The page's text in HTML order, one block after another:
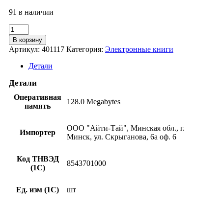
91 в наличии
Количество
товара
Электронная
книга
Digma
В корзину
Артикул: 401117 Категория: Электронные книги
Детали
Детали
Оперативная
память
128.0 Megabytes
Импортер
ООО "Айти-Тай", Минская обл., г.
Минск, ул. Скрыганова, 6а оф. 6
Код ТНВЭД
(1С)
8543701000
Ед. изм (1С) шт